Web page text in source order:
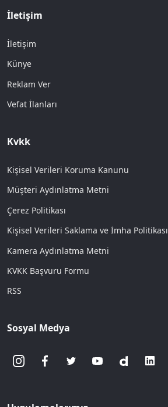
İletişim
İletişim
Künye
Reklam Ver
Vefat İlanları
Kvkk
Kişisel Verileri Koruma Kanunu
Müşteri Aydınlatma Metni
Çerez Politikası
Kişisel Verileri Saklama ve İmha Politikası
Kamera Aydınlatma Metni
KVKK Başvuru Formu
RSS
Sosyal Medya